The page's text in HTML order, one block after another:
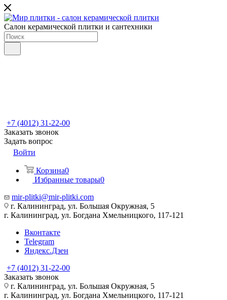
Салон керамической плитки и сантехники
+7 (4012) 31-22-00
Заказать звонок
Задать вопрос
Войти
Корзина0
Избранные товары0
mir-plitki@mir-plitki.com
г. Калининград, ул. Большая Окружная, 5
г. Калининград, ул. Богдана Хмельницкого, 117-121
Вконтакте
Telegram
Яндекс.Дзен
+7 (4012) 31-22-00
Заказать звонок
г. Калининград, ул. Большая Окружная, 5
г. Калининград, ул. Богдана Хмельницкого, 117-121